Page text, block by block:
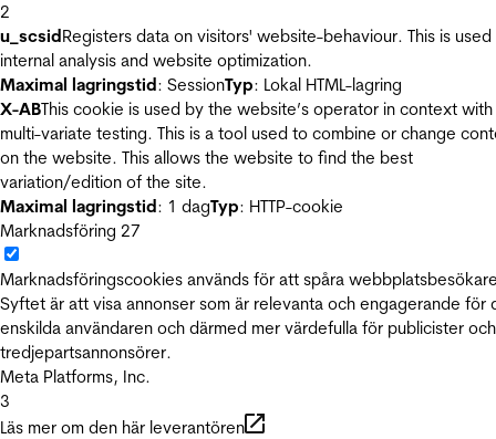
2
u_scsidRegisters data on visitors' website-behaviour. This is
internal analysis and website optimization.
Maximal lagringstid: SessionTyp: Lokal HTML-lagring
X-ABThis cookie is used by the website’s operator in context with
multi-variate testing. This is a tool used to combine or change
on the website. This allows the website to find the best
variation/edition of the site.
Maximal lagringstid: 1 dagTyp: HTTP-cookie
Marknadsföring 27
Marknadsföringscookies används för att spåra
Syftet är att visa annonser som är relevanta och engagerande för
enskilda användaren och därmed mer värdefulla för publicister och
tredjepartsannonsörer.
Meta Platforms, Inc.
3
Läs mer om den här leverantören